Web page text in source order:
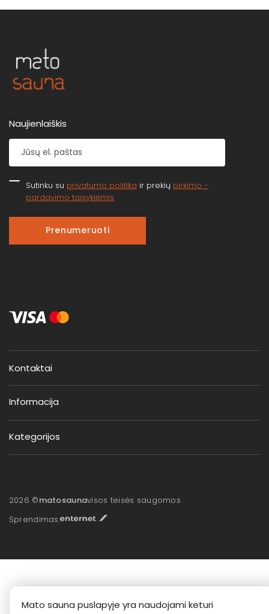
Kontaktai
Informacija
Kategorijos
Naujienlaiškis
Sutinku su privatumo politika ir prekių pirkimo -
pardavimo taisyklėmis
Prenumeruoti
2026 ©matosaunavisos teisės saugomos
Sprendimas:
Mato sauna puslapyje yra naudojami keturi